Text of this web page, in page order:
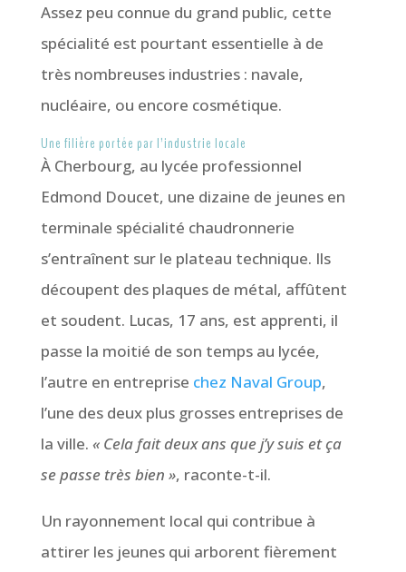
Assez peu connue du grand public, cette
spécialité est pourtant essentielle à de
très nombreuses industries : navale,
nucléaire, ou encore cosmétique.
Une filière portée par l’industrie locale
À Cherbourg, au lycée professionnel
Edmond Doucet, une dizaine de jeunes en
terminale spécialité chaudronnerie
s’entraînent sur le plateau technique. Ils
découpent des plaques de métal, affûtent
et soudent. Lucas, 17 ans, est apprenti, il
passe la moitié de son temps au lycée,
l’autre en entreprise chez Naval Group,
l’une des deux plus grosses entreprises de
la ville. « Cela fait deux ans que j’y suis et ça
se passe très bien », raconte-t-il.
Un rayonnement local qui contribue à
attirer les jeunes qui arborent fièrement